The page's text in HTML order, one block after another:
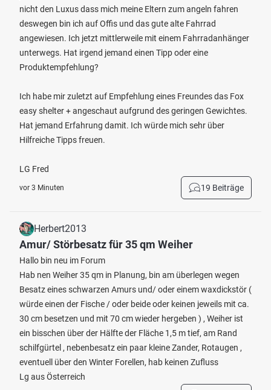
nicht den Luxus dass mich meine Eltern zum angeln fahren
deswegen bin ich auf Offis und das gute alte Fahrrad
angewiesen. Ich jetzt mittlerweile mit einem Fahrradanhänger
unterwegs. Hat irgend jemand einen Tipp oder eine
Produktempfehlung?
Ich habe mir zuletzt auf Empfehlung eines Freundes das Fox
easy shelter + angeschaut aufgrund des geringen Gewichtes.
Hat jemand Erfahrung damit. Ich würde mich sehr über
Hilfreiche Tipps freuen.
LG Fred
vor 3 Minuten 19 Beiträge
Herbert2013
Amur/ Störbesatz für 35 qm Weiher
Hallo bin neu im Forum
Hab nen Weiher 35 qm in Planung, bin am überlegen wegen
Besatz eines schwarzen Amurs und/ oder einem waxdickstör (
würde einen der Fische / oder beide oder keinen jeweils mit ca.
30 cm besetzen und mit 70 cm wieder hergeben ) , Weiher ist
ein bisschen über der Hälfte der Fläche 1,5 m tief, am Rand
schilfgürtel , nebenbesatz ein paar kleine Zander, Rotaugen ,
eventuell über den Winter Forellen, hab keinen Zufluss
Lg aus Österreich